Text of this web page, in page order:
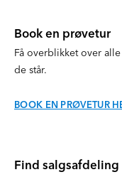
Book en prøvetur
Få overblikket over
de står.
BOOK EN PRØVETUR
Find salgsafdeling